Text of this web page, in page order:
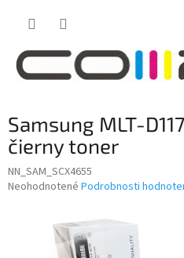
Samsung MLT-
čierny toner
NN_SAM_SCX4655
Priemerné
Neohodnotené Podrobnosti